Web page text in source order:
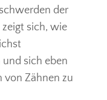
der
zeigt sich, wie
sich eben
von Zähnen zu